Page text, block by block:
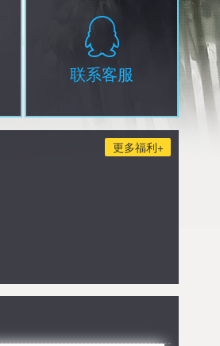
联系客服
更多福利+